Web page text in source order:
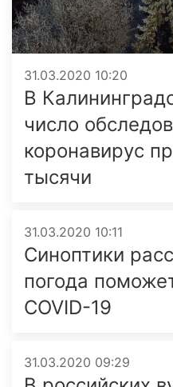
31.03.2020 10:20
В
число
коронавирус
тысячи
31.03.2020 10:11
Синоптики
погода
COVID-19
31.03.2020 09:29